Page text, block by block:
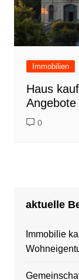
Immobilien
Haus
0
aktuelle
Immobilie